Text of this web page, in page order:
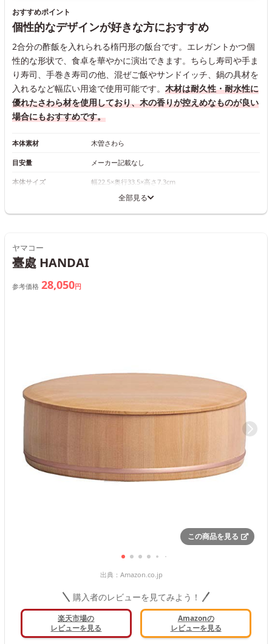
おすすめポイント
個性的なデザインが好きな方におすすめ
2合分の酢飯を入れられる楕円形の飯台です。エレガントかつ個
性的な形状で、食卓を華やかに演出できます。ちらし寿司や手ま
り寿司、手巻き寿司の他、混ぜご飯やサンドイッチ、鍋の具材を
入れるなど幅広い用途で使用可能です。 木材は耐久性・耐水性に
優れたさわら材を使用しており、木の香りが控えめなものが良い
場合にもおすすめです。
本体素材 木曽さわら
目安量 メーカー記載なし
本体サイズ 幅22.5×奥行33.5×高さ7.3cm
全部見る
ヤマコー
臺處 HANDAI
参考価格 28,050円
この商品を見る
出典： Amazon.co.jp
購入者のレビューを見てみよう！
楽天市場の
レビューを見る
Amazonの
レビューを見る